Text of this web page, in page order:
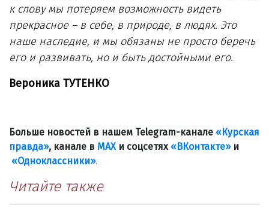
к слову мы потеряем возможность видеть
прекрасное – в себе, в природе, в людях. Это
наше наследие, и мы обязаны не просто беречь
его и развивать, но и быть достойными его.
Вероника ТУТЕНКО
Больше новостей в нашем Telegram-канале «Курская
правда», канале в МАХи соцсетях «ВКонтакте»и
«Одноклассники».
Читайте также